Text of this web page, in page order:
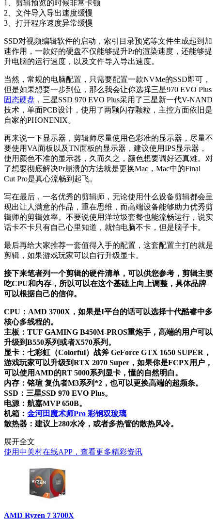
1、剪辑预览的时候非常卡顿
2、文件导入导出速度缓慢
3、打开程序速度异常缓慢
SSD对视频编辑软件的启动，索引目录预览等文件生成起到加
速作用，一款好的硬盘不仅能够提升Pr的渲染速度，还能够提
升电脑的运行速度，以及文件导入导出速度。
当然，常规的电脑配置，只需要配置一款NVMe的SSD即可，
但是如果想要一步到位，那么我会让你选择三星970 EVO Plus
固态硬盘 ，三星SSD 970 EVO Plus采用了三星新一代V-NAND
技术，单面PCB设计，使用了两颗闪存颗粒，主控方面依旧是
自家的PHONENIX。
再来说一下显示器，剪辑师尽量使用色彩准的显示器，尽量不
要使用VA面板以及TN面板的显示器，建议使用IPS显示器，
使用颜色不准的显示器，久而久之，颜色想要调好还真难。对
了想要彻底解决Pr崩溃的方法就是更换Mac，Mac中的Final
Cut Pro是真心流畅到起飞。
写在最后，一名优秀的剪辑师，无论使用什么设备剪辑都会呈
现出让人满意的作品，重在思维，而高端设备能够助力优秀剪
辑师的剪辑效率。不要说使用洋垃圾套餐也能流畅运行，说实
话卡不卡只有自己心里知道，就怕电脑不卡，但是脑子卡。
最后再给大家推荐一套值得入手的配置，这套配置主打的就是
剪辑，如果游戏玩家可以自行升级显卡。
接下来笔者列一个剪辑的硬件清单，可以供您参考，剪辑主要
吃CPU和内存，所以可以在这个基础上向上调整，具体品牌
可以根据自己的信仰。
CPU：AMD 3700X，如果是I平台的话可以选择十代酷睿中多
核心多线程的。
主板：TUF GAMING B450M-PROS重炮手，高端的用户可以
升级到B550系列或者X570系列。
显卡：七彩虹（Colorful）战斧 GeForce GTX 1650 SUPER，
游戏玩家可以升级到RTX 2070 Super，如果你是FCPX用户，
可以使用AMD的RT 5000系列显卡，懂的自然明白。
内存：铭瑄 复仇者M3系列*2，也可以更换高端的超频条。
SSD：三星SSD 970 EVO Plus。
电源：航嘉MVP 650B。
机箱： 金河田魔术师Pro 彩钢双玻璃
散热器：建议上280水冷，或者多热管的散热风冷。
展开全文
使用中关村在线APP，查看更多精彩资讯
AMD Ryzen 7 3700X